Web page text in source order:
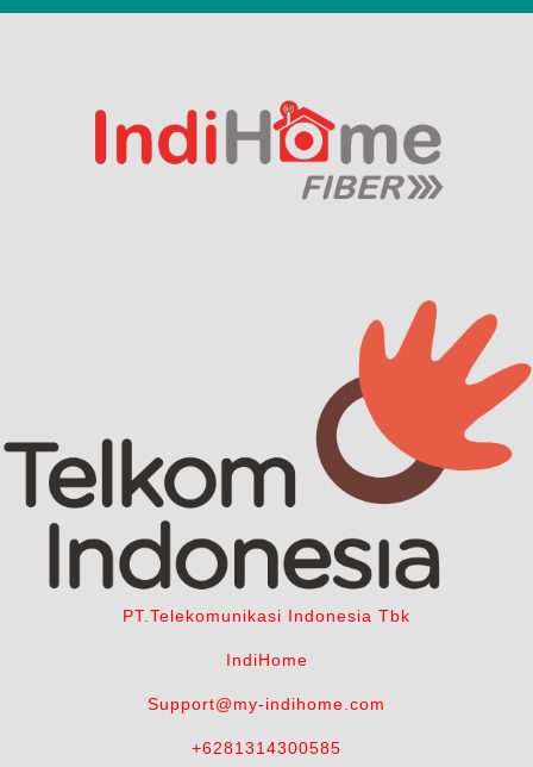
PT.Telekomunikasi Indonesia Tbk
IndiHome
Support@my-indihome.com
+6281314300585